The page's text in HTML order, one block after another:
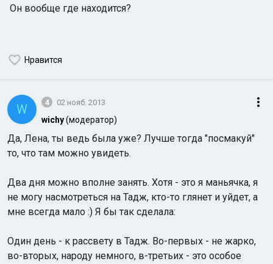
Он вообще где находится?
Нравится
W 4 02 нояб. 2013
wichy(модератор)
Да, Лена, ты ведь была уже? Лучше тогда "посмакуй"
то, что там можно увидеть.
Два дня можно вполне занять. Хотя - это я маньячка, я
не могу насмотреться на Тадж, кто-то глянет и уйдет, а
мне всегда мало :) Я бы так сделала:
Один день - к рассвету в Тадж. Во-первых - не жарко,
во-вторых, народу немного, в-третьих - это особое